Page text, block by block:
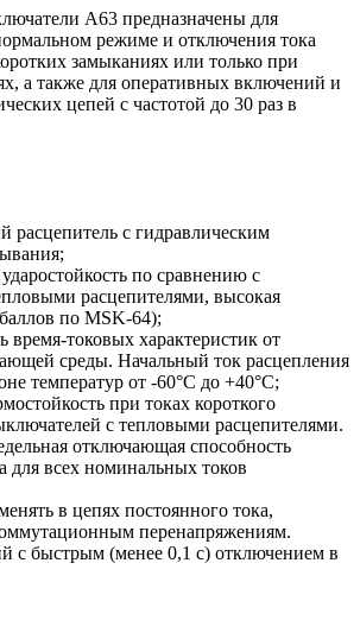
А63 предназначены для
режиме и отключения тока
замыканиях или только при
а также для оперативных включений и
цепей с частотой до 30 раз в
расцепитель с гидравлическим
по сравнению с
расцепителями, высокая
по MSK-64);
время-токовых характеристик от
среды. Начальный ток расцепления
температур от -60°С до +40°С;
при токах короткого
с тепловыми расцепителями.
отключающая способность
для всех номинальных токов
в цепях постоянного тока,
перенапряжениям.
с быстрым (менее 0,1 с) отключением в